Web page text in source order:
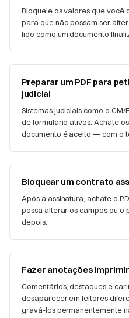
Bloqueie os valores que você
para que não possam ser
lido como um documento
Preparar um PDF para
judicial
Sistemas judiciais como o CM/
de formulário ativos. Achate
documento é aceito — com o
Bloquear um contrato
Após a assinatura, achate o
possa alterar os campos ou o
depois.
Fazer anotações
Comentários, destaques e
desaparecer em leitores
gravá-los permanentemente